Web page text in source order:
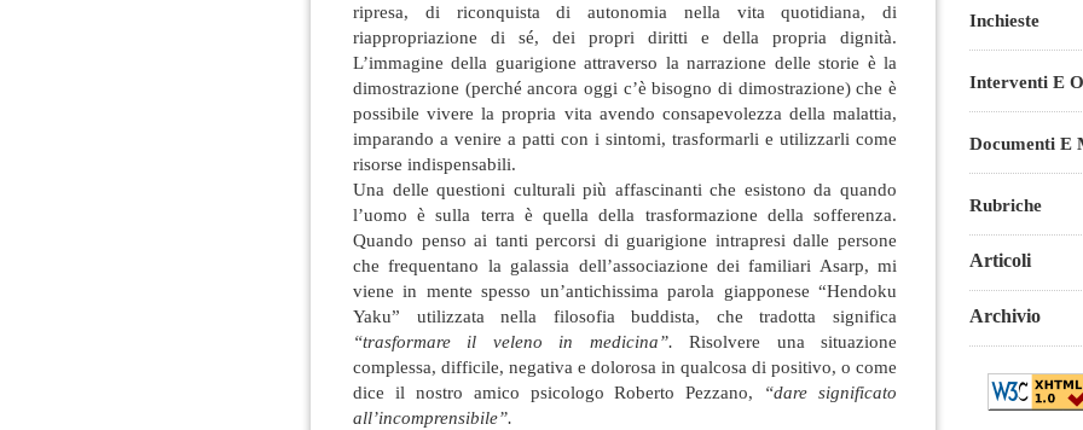
ripresa, di riconquista di autonomia nella vita quotidiana, di
riappropriazione di sé, dei propri diritti e della propria dignità.
L’immagine della guarigione attraverso la narrazione delle storie è la
dimostrazione (perché ancora oggi c’è bisogno di dimostrazione) che è
possibile vivere la propria vita avendo consapevolezza della malattia,
imparando a venire a patti con i sintomi, trasformarli e utilizzarli come
risorse indispensabili.
Una delle questioni culturali più affascinanti che esistono da quando
l’uomo è sulla terra è quella della trasformazione della sofferenza.
Quando penso ai tanti percorsi di guarigione intrapresi dalle persone
che frequentano la galassia dell’associazione dei familiari Asarp, mi
viene in mente spesso un’antichissima parola giapponese “Hendoku
Yaku” utilizzata nella filosofia buddista, che tradotta significa
“trasformare il veleno in medicina”.Risolvere una situazione
complessa, difficile, negativa e dolorosa in qualcosa di positivo, o come
dice il nostro amico psicologo Roberto Pezzano,
“dare significato
all’incomprensibile”.
Inchieste
Interventi E
Documenti E
Rubriche
Articoli
Archivio